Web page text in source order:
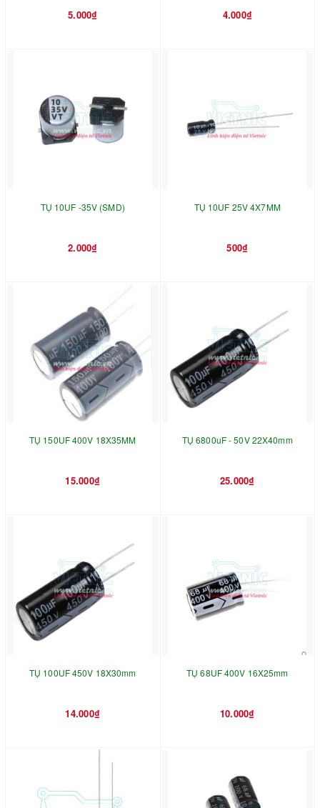
5.000₫ 4.000₫
TỤ 10UF -35V (SMD)
2.000₫
TỤ 10UF 25V 4X7MM
500₫
TỤ 150UF 400V 18X35MM
15.000₫
TỤ 6800uF - 50V 22X40mm
25.000₫
TỤ 100UF 450V 18X30mm
14.000₫
TỤ 68UF 400V 16X25mm
10.000₫